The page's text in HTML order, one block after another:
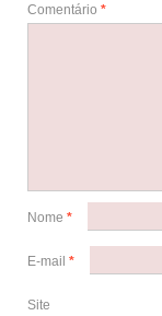
Comentário *
Nome *
E-mail *
Site